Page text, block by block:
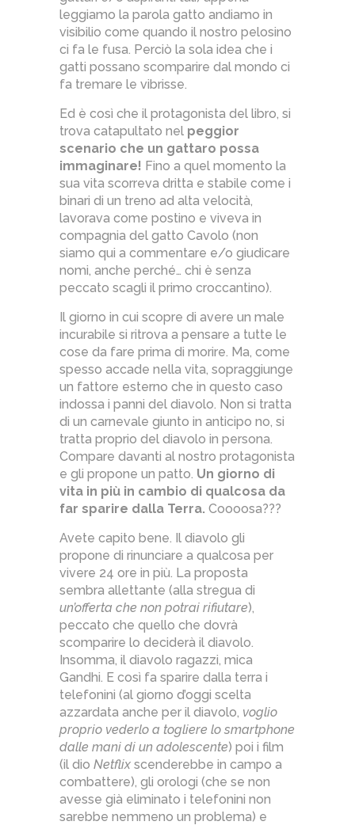
leggiamo la parola gatto andiamo in
visibilio come quando il nostro pelosino
ci fa le fusa. Perciò la sola idea che i
gatti possano scomparire dal mondo ci
fa tremare le vibrisse.
Ed è così che il protagonista del libro, si
trova catapultato nel peggior
scenario che un gattaro possa
immaginare! Fino a quel momento la
sua vita scorreva dritta e stabile come i
binari di un treno ad alta velocità,
lavorava come postino e viveva in
compagnia del gatto Cavolo (non
siamo qui a commentare e/o giudicare
nomi, anche perché… chi è senza
peccato scagli il primo croccantino).
Il giorno in cui scopre di avere un male
incurabile si ritrova a pensare a tutte le
cose da fare prima di morire. Ma, come
spesso accade nella vita, sopraggiunge
un fattore esterno che in questo caso
indossa i panni del diavolo. Non si tratta
di un carnevale giunto in anticipo no, si
tratta proprio del diavolo in persona.
Compare davanti al nostro protagonista
e gli propone un patto. Un giorno di
vita in più in cambio di qualcosa da
far sparire dalla Terra. Coooosa???
Avete capito bene. Il diavolo gli
propone di rinunciare a qualcosa per
vivere 24 ore in più. La proposta
sembra allettante (alla stregua di
un’offerta che non potrai rifiutare),
peccato che quello che dovrà
scomparire lo deciderà il diavolo.
Insomma, il diavolo ragazzi, mica
Gandhi. E così fa sparire dalla terra i
telefonini (al giorno d’oggi scelta
azzardata anche per il diavolo, voglio
proprio vederlo a togliere lo smartphone
dalle mani di un adolescente) poi i film
(il dio Netflix scenderebbe in campo a
combattere), gli orologi (che se non
avesse già eliminato i telefonini non
sarebbe nemmeno un problema) e